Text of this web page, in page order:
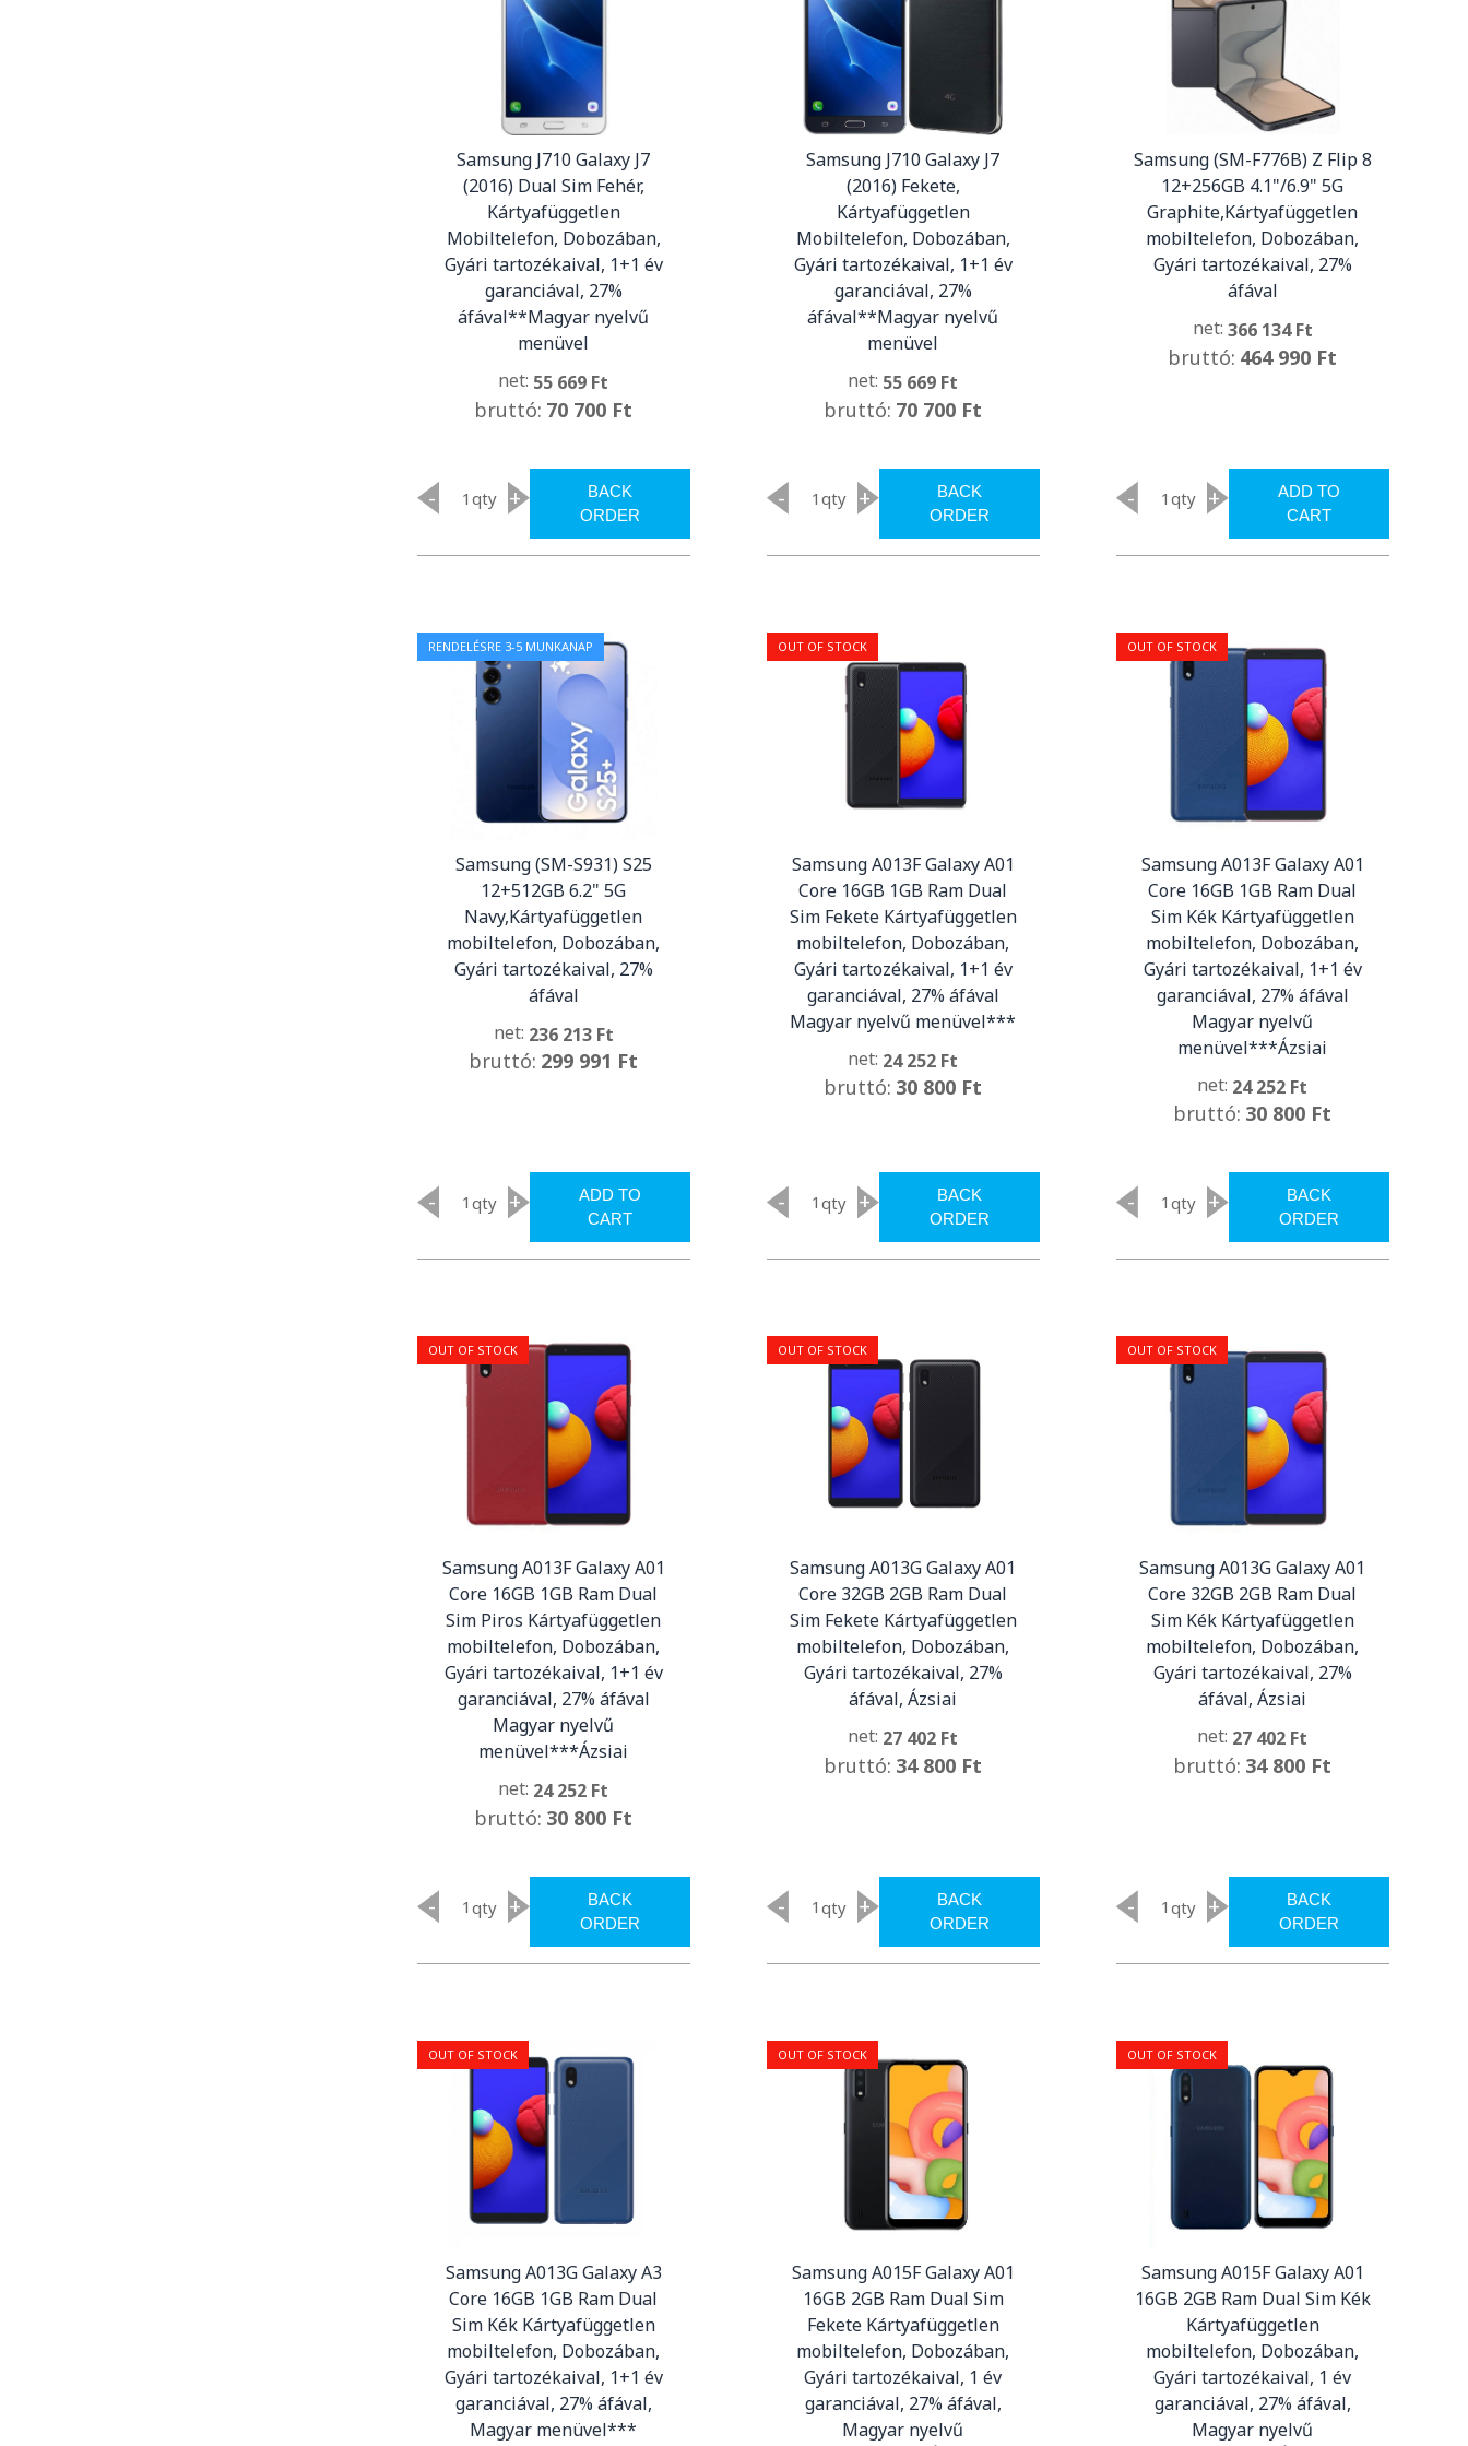
Samsung J710 Galaxy J7
(2016) Dual Sim Fehér,
Kártyafüggetlen
Mobiltelefon, Dobozában,
Gyári tartozékaival, 1+1 év
garanciával, 27%
áfával**Magyar nyelvű
menüvel
net: 55 669 Ft
bruttó: 70 700 Ft
- qty +
BACK
ORDER
Samsung J710 Galaxy J7
(2016) Fekete,
Kártyafüggetlen
Mobiltelefon, Dobozában,
Gyári tartozékaival, 1+1 év
garanciával, 27%
áfával**Magyar nyelvű
menüvel
net: 55 669 Ft
bruttó: 70 700 Ft
- qty +
BACK
ORDER
Samsung (SM-F776B) Z Flip 8
12+256GB 4.1"/6.9" 5G
Graphite,Kártyafüggetlen
mobiltelefon, Dobozában,
Gyári tartozékaival, 27%
áfával
net: 366 134 Ft
bruttó: 464 990 Ft
- qty +
ADD TO
CART
RENDELÉSRE 3-5 MUNKANAP
Samsung (SM-S931) S25
12+512GB 6.2" 5G
Navy,Kártyafüggetlen
mobiltelefon, Dobozában,
Gyári tartozékaival, 27%
áfával
net: 236 213 Ft
bruttó: 299 991 Ft
- qty +
ADD TO
CART
OUT OF STOCK
Samsung A013F Galaxy A01
Core 16GB 1GB Ram Dual
Sim Fekete Kártyafüggetlen
mobiltelefon, Dobozában,
Gyári tartozékaival, 1+1 év
garanciával, 27% áfával
Magyar nyelvű menüvel***
net: 24 252 Ft
bruttó: 30 800 Ft
- qty +
BACK
ORDER
OUT OF STOCK
Samsung A013F Galaxy A01
Core 16GB 1GB Ram Dual
Sim Kék Kártyafüggetlen
mobiltelefon, Dobozában,
Gyári tartozékaival, 1+1 év
garanciával, 27% áfával
Magyar nyelvű
menüvel***Ázsiai
net: 24 252 Ft
bruttó: 30 800 Ft
- qty +
BACK
ORDER
OUT OF STOCK
Samsung A013F Galaxy A01
Core 16GB 1GB Ram Dual
Sim Piros Kártyafüggetlen
mobiltelefon, Dobozában,
Gyári tartozékaival, 1+1 év
garanciával, 27% áfával
Magyar nyelvű
menüvel***Ázsiai
net: 24 252 Ft
bruttó: 30 800 Ft
- qty +
BACK
ORDER
OUT OF STOCK
Samsung A013G Galaxy A01
Core 32GB 2GB Ram Dual
Sim Fekete Kártyafüggetlen
mobiltelefon, Dobozában,
Gyári tartozékaival, 27%
áfával, Ázsiai
net: 27 402 Ft
bruttó: 34 800 Ft
- qty +
BACK
ORDER
OUT OF STOCK
Samsung A013G Galaxy A01
Core 32GB 2GB Ram Dual
Sim Kék Kártyafüggetlen
mobiltelefon, Dobozában,
Gyári tartozékaival, 27%
áfával, Ázsiai
net: 27 402 Ft
bruttó: 34 800 Ft
- qty +
BACK
ORDER
OUT OF STOCK
Samsung A013G Galaxy A3
Core 16GB 1GB Ram Dual
Sim Kék Kártyafüggetlen
mobiltelefon, Dobozában,
Gyári tartozékaival, 1+1 év
garanciával, 27% áfával,
Magyar menüvel***
OUT OF STOCK
Samsung A015F Galaxy A01
16GB 2GB Ram Dual Sim
Fekete Kártyafüggetlen
mobiltelefon, Dobozában,
Gyári tartozékaival, 1 év
garanciával, 27% áfával,
Magyar nyelvű
OUT OF STOCK
Samsung A015F Galaxy A01
16GB 2GB Ram Dual Sim Kék
Kártyafüggetlen
mobiltelefon, Dobozában,
Gyári tartozékaival, 1 év
garanciával, 27% áfával,
Magyar nyelvű